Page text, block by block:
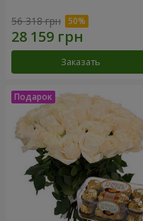
56 318 грн
Заказать